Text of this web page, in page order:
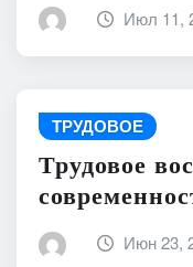
Июл 11,
ТРУДОВОЕ
Трудовое
Июн 23,